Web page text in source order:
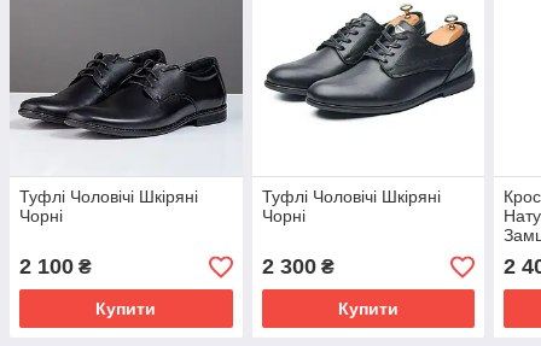
Туфлі Чоловічі Шкіряні
Чорні
2 100 ₴
Купити
Туфлі Чоловічі Шкіряні
Чорні
2 300₴
Купити
2